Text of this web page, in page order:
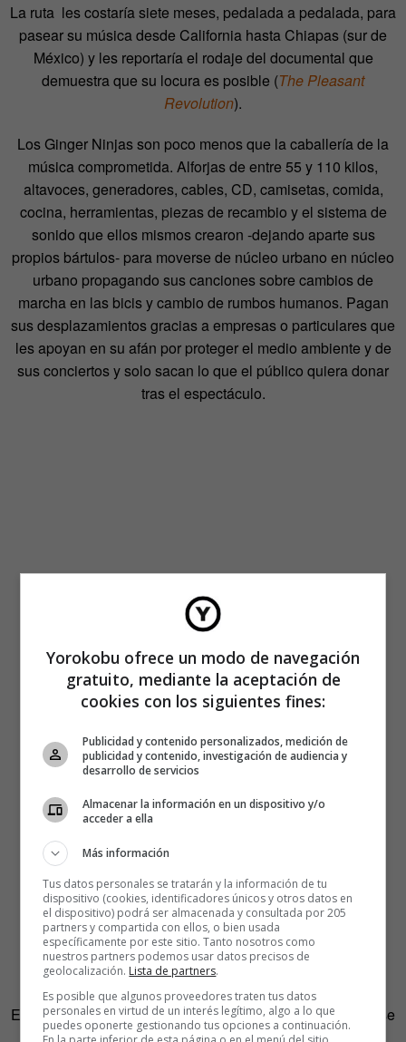
La ruta les costaría siete meses, pedalada a pedalada, para
pasear su música desde California hasta Chiapas (sur de
México) y les reportaría el rodaje del documental que
demuestra que su locura es posible (The Pleasant
Revolution).
Los Ginger Ninjas son poco menos que la caballería de la
música comprometida. Alforjas de entre 55 y 110 kilos,
altavoces, generadores, cables, CD, camisetas, comida,
cocina, herramientas, piezas de recambio y el sistema de
sonido que ellos mismos crearon -dejando aparte sus
propios bártulos- para moverse de núcleo urbano en núcleo
urbano propagando sus canciones sobre cambios de
marcha en las bicis y cambio de rumbos humanos. Pagan
sus desplazamientos gracias a empresas o particulares que
les apoyan en su afán por proteger el medio ambiente y de
sus conciertos y solo sacan lo que el público quiera donar
tras el espectáculo.
Estos “gringos güeros (rubios)”, como el propio Kipchoge se
autocalifica al micrófono, no han temido cruzar el vecino
Yorokobu ofrece un modo de navegación
gratuito, mediante la aceptación de
cookies con los siguientes fines:
Publicidad y contenido personalizados, medición de
publicidad y contenido, investigación de audiencia y
desarrollo de servicios
Almacenar la información en un dispositivo y/o
acceder a ella
Más información
Tus datos personales se tratarán y la información de tu
dispositivo (cookies, identificadores únicos y otros datos en
el dispositivo) podrá ser almacenada y consultada por 205
partners y compartida con ellos, o bien usada
específicamente por este sitio. Tanto nosotros como
nuestros partners podemos usar datos precisos de
geolocalización. Lista de partners.
Es posible que algunos proveedores traten tus datos
personales en virtud de un interés legítimo, algo a lo que
puedes oponerte gestionando tus opciones a continuación.